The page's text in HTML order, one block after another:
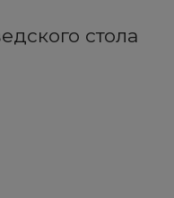
стола